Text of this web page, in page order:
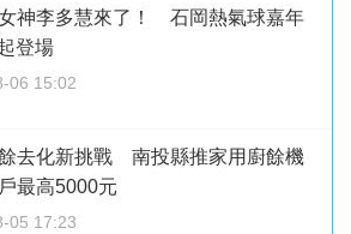
神李多慧來了！ 石岡熱氣球嘉年
登場
06 15:02
去化新挑戰 南投縣推家用廚餘機
最高5000元
05 17:23